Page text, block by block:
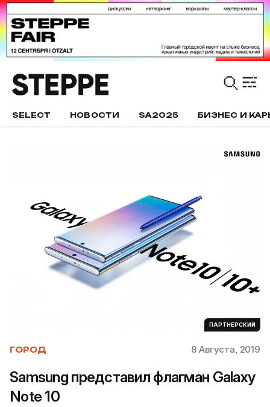
SELECT НОВОСТИ SA2025 БИЗНЕС И
ПАРТНЕРСКИЙ
ГОРОД 8 Августа, 2019
Samsung представил флагман Galaxy
Note 10